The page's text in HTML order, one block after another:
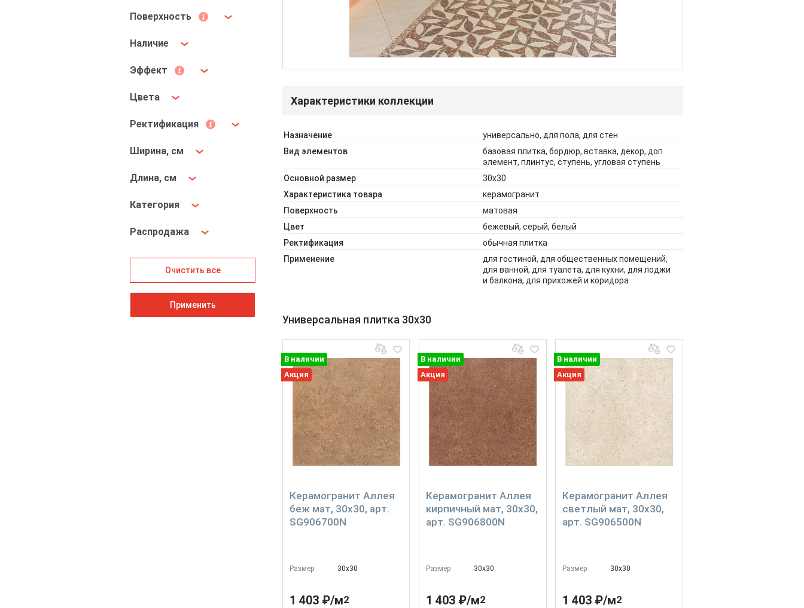
Поверхность
Наличие
Эффект
Цвета
Ректификация
Ширина, см
Длина, см
Категория
Распродажа
Очистить все
Применить
Характеристики коллекции
Назначение
универсально, для пола, для стен
Вид элементов
базовая плитка, бордюр, вставка, декор, доп
элемент, плинтус, ступень, угловая ступень
Основной размер
30x30
Характеристика товара
керамогранит
Поверхность
матовая
Цвет
бежевый, серый, белый
Ректификация
обычная плитка
Применение
для гостиной, для общественных помещений,
для ванной, для туалета, для кухни, для лоджи
и балкона, для прихожей и коридора
Универсальная плитка 30x30
Керамогранит Аллея
беж мат, 30x30, арт.
SG906700N
Размер 30х30
В наличии
Акция
1 403 ₽/м2
Керамогранит Аллея
кирпичный мат, 30x30,
арт. SG906800N
Размер 30х30
В наличии
Акция
1 403 ₽/м2
Керамогранит Аллея
светлый мат, 30x30,
арт. SG906500N
Размер 30х30
В наличии
Акция
1 403 ₽/м2